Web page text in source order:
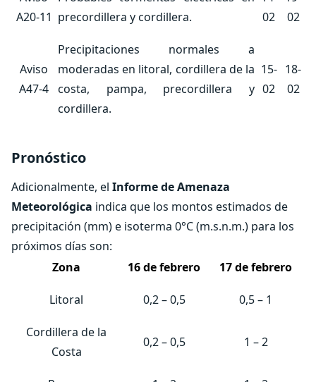
A20-11 precordillera y cordillera.
02
02
Aviso
A47-4
Precipitaciones normales a
moderadas en litoral, cordillera de la
costa, pampa, precordillera y
cordillera.
15-
02
18-
02
Pronóstico
Adicionalmente, el Informe de Amenaza
Meteorológica indica que los montos estimados de
precipitación (mm) e isoterma 0°C (m.s.n.m.) para los
próximos días son:
Zona
16 de febrero 17 de febrero
Litoral 0,2 – 0,5 0,5 – 1
Cordillera de la
Costa
0,2 – 0,5 1 – 2